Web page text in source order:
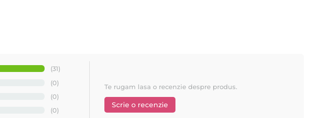
(31)
(0)
(0)
(0)
Te rugam lasa o recenzie despre produs.
Scrie o recenzie